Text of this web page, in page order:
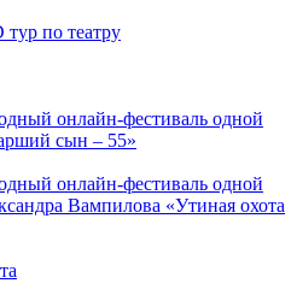
по театру
онлайн-фестиваль одной
сын – 55»
онлайн-фестиваль одной
Вампилова «Утиная охота